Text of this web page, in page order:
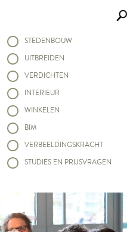
STEDENBOUW
UITBREIDEN
VERDICHTEN
INTERIEUR
WINKELEN
BIM
VERBEELDINGSKRACHT
STUDIES EN PRIJSVRAGEN